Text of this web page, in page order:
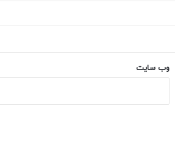
وب‌ سایت